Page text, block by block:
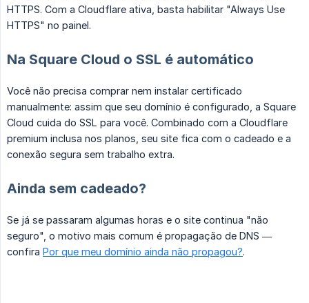
HTTPS. Com a Cloudflare ativa, basta habilitar "Always Use
HTTPS" no painel.
Na Square Cloud o SSL é automático
Você não precisa comprar nem instalar certificado
manualmente: assim que seu domínio é configurado, a Square
Cloud cuida do SSL para você. Combinado com a Cloudflare
premium inclusa nos planos, seu site fica com o cadeado e a
conexão segura sem trabalho extra.
Ainda sem cadeado?
Se já se passaram algumas horas e o site continua "não
seguro", o motivo mais comum é propagação de DNS —
confira Por que meu domínio ainda não propagou?.